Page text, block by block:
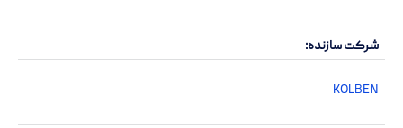
شرکت سازنده
KOLBEN